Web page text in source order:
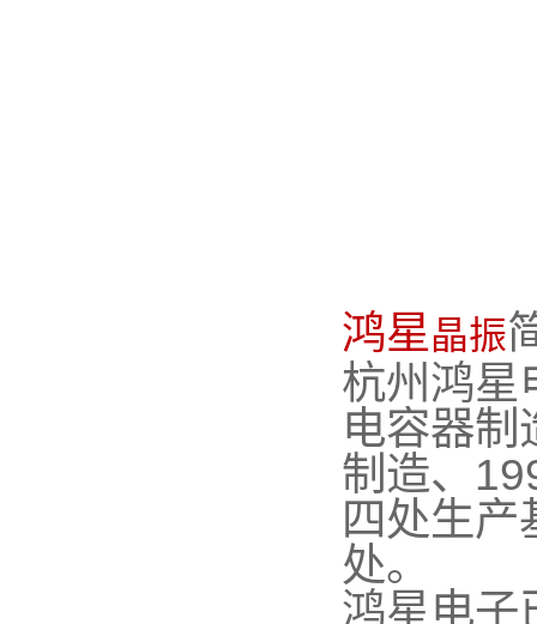
鸿星 晶振
杭州鸿星
电容器制
制造、
四处生产
处。
鸿星电子